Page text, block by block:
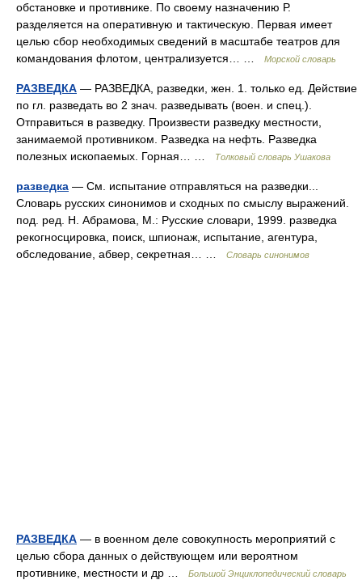
обстановке и противнике. По своему назначению Р.
разделяется на оперативную и тактическую. Первая имеет
целью сбор необходимых сведений в масштабе театров для
командования флотом, централизуется… …
Морской словарь
РАЗВЕДКА — РАЗВЕДКА, разведки, жен. 1. только ед. Действие
по гл. разведать во 2 знач. разведывать (воен. и спец.).
Отправиться в разведку. Произвести разведку местности,
занимаемой противником. Разведка на нефть. Разведка
полезных ископаемых. Горная… …
Толковый словарь Ушакова
разведка — См. испытание отправляться на разведки...
Словарь русских синонимов и сходных по смыслу выражений.
под. ред. Н. Абрамова, М.: Русские словари, 1999. разведка
рекогносцировка, поиск, шпионаж, испытание, агентура,
обследование, абвер, секретная… …
Словарь синонимов
РАЗВЕДКА — в военном деле совокупность мероприятий с
целью сбора данных о действующем или вероятном
противнике, местности и др …
Большой Энциклопедический словарь